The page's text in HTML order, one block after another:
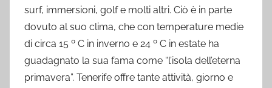
surf, immersioni, golf e molti altri. Ciò è in parte
dovuto al suo clima, che con temperature medie
di circa 15 º C in inverno e 24 º C in estate ha
guadagnato la sua fama come “l’isola dell’eterna
primavera”. Tenerife offre tante attività, giorno e